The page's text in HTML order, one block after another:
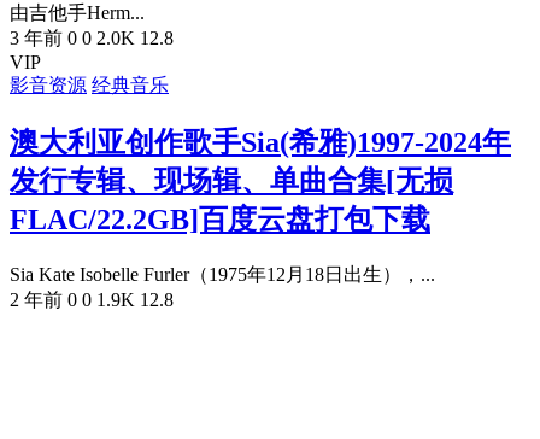
由吉他手Herm...
3 年前 0 0 2.0K 12.8
VIP
影音资源 经典音乐
澳大利亚创作歌手Sia(希雅)1997-2024年
发行专辑、现场辑、单曲合集[无损
FLAC/22.2GB]百度云盘打包下载
Sia Kate Isobelle Furler（1975年12月18日出生），...
2 年前 0 0 1.9K 12.8